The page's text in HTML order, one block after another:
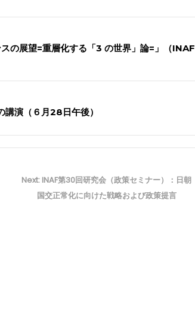
の展望=重層化する「3 の世界」論=」（INAF
演（６月28日午後）
Next: Next
post:
INAF第30回研究会（政策セミナー）：日朝
国交正常化に向けた戦略および政策提言